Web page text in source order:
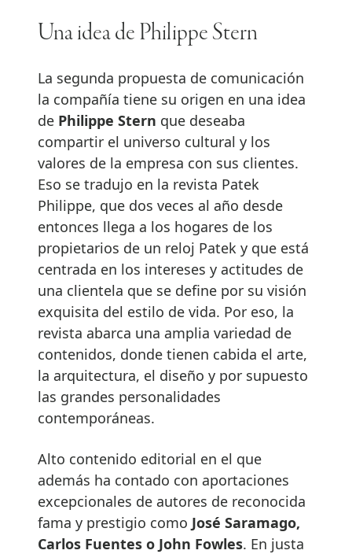
Una idea de Philippe Stern
La segunda propuesta de comunicación
la compañía tiene su origen en una idea
de Philippe Stern que deseaba
compartir el universo cultural y los
valores de la empresa con sus clientes.
Eso se tradujo en la revista Patek
Philippe, que dos veces al año desde
entonces llega a los hogares de los
propietarios de un reloj Patek y que está
centrada en los intereses y actitudes de
una clientela que se define por su visión
exquisita del estilo de vida. Por eso, la
revista abarca una amplia variedad de
contenidos, donde tienen cabida el arte,
la arquitectura, el diseño y por supuesto
las grandes personalidades
contemporáneas.
Alto contenido editorial en el que
además ha contado con aportaciones
excepcionales de autores de reconocida
fama y prestigio como José Saramago,
Carlos Fuentes o John Fowles. En justa